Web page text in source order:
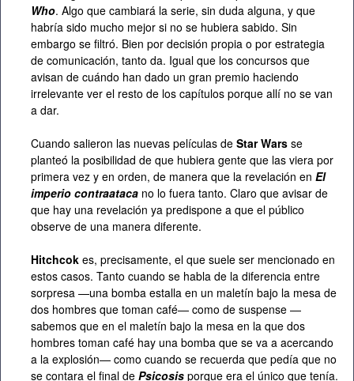
Who. Algo que cambiará la serie, sin duda alguna, y que
habría sido mucho mejor si no se hubiera sabido. Sin
embargo se filtró. Bien por decisión propia o por estrategia
de comunicación, tanto da. Igual que los concursos que
avisan de cuándo han dado un gran premio haciendo
irrelevante ver el resto de los capítulos porque allí no se van
a dar.
Cuando salieron las nuevas películas de Star Wars se
planteó la posibilidad de que hubiera gente que las viera por
primera vez y en orden, de manera que la revelación en El
imperio contraataca no lo fuera tanto. Claro que avisar de
que hay una revelación ya predispone a que el público
observe de una manera diferente.
Hitchcok es, precisamente, el que suele ser mencionado en
estos casos. Tanto cuando se habla de la diferencia entre
sorpresa —una bomba estalla en un maletín bajo la mesa de
dos hombres que toman café— como de suspense —
sabemos que en el maletín bajo la mesa en la que dos
hombres toman café hay una bomba que se va a acercando
a la explosión— como cuando se recuerda que pedía que no
se contara el final de Psicosis porque era el único que tenía.